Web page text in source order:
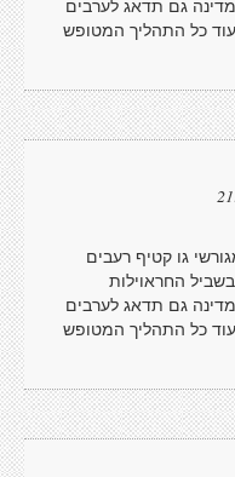
גם תדאג לערבים
כל התהליך המטופש
גו קטיף רעבים
החראוילות
גם תדאג לערבים
כל התהליך המטופש